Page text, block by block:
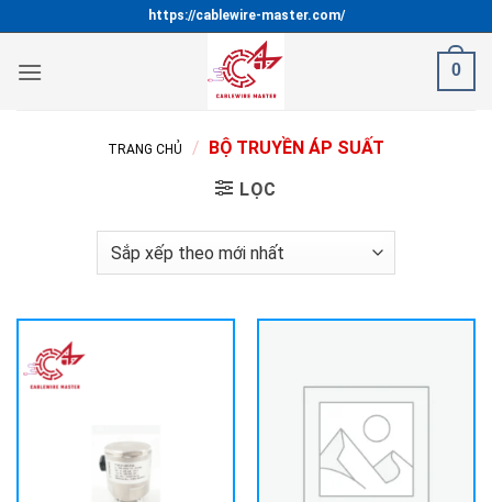
qua
nội
https://cablewire-master.com/
0
TRANG CHỦ / BỘ TRUYỀN ÁP SUẤT
LỌC